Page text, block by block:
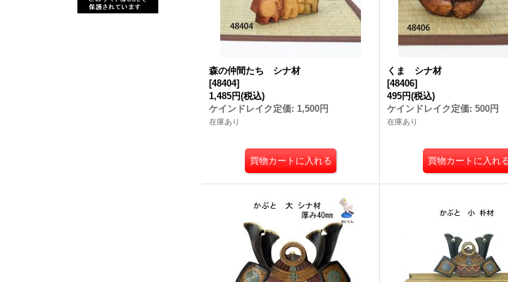
森の仲間たち シナ材
[48404]
1,485円(税込)
ケインドレイク定価: 1,500円
在庫あり
くま シナ材
[48406]
495円(税込)
ケインドレイク定価: 500円
在庫あり